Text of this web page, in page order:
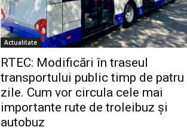
Actualitate
RTEC: Modificări în traseul
transportului public timp de patru
zile. Cum vor circula cele mai
importante rute de troleibuz și
autobuz